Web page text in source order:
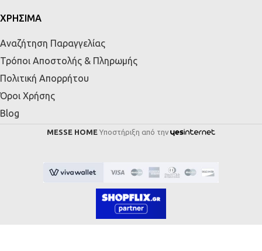
ΧΡΗΣΙΜΑ
Αναζήτηση Παραγγελίας
Τρόποι Αποστολής & Πληρωμής
Πολιτική Απορρήτου
Όροι Χρήσης
Blog
MESSE HOME Υποστήριξη από την